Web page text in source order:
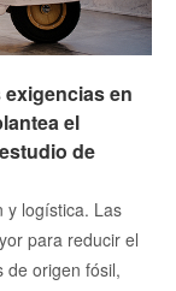
en
el
de
y logística. Las
para reducir el
de origen fósil,